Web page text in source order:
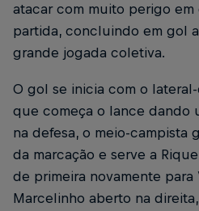
atacar com muito perigo em
partida, concluindo em gol
grande jogada coletiva.
O gol se inicia com o
que começa o lance dando
na defesa, o meio-campista
da marcação e serve a
de primeira novamente
Marcelinho aberto na